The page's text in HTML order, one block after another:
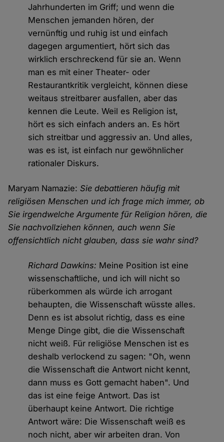
Jahrhunderten im Griff; und wenn die
Menschen jemanden hören, der
vernünftig und ruhig ist und einfach
dagegen argumentiert, hört sich das
wirklich erschreckend für sie an. Wenn
man es mit einer Theater- oder
Restaurantkritik vergleicht, können diese
weitaus streitbarer ausfallen, aber das
kennen die Leute. Weil es Religion ist,
hört es sich einfach anders an. Es hört
sich streitbar und aggressiv an. Und alles,
was es ist, ist einfach nur gewöhnlicher
rationaler Diskurs.
Maryam Namazie:Sie debattieren häufig mit
religiösen Menschen und ich frage mich immer, ob
Sie irgendwelche Argumente für Religion hören, die
Sie nachvollziehen können, auch wenn Sie
offensichtlich nicht glauben, dass sie wahr sind?
Richard Dawkins: Meine Position ist eine
wissenschaftliche, und ich will nicht so
rüberkommen als würde ich arrogant
behaupten, die Wissenschaft wüsste alles.
Denn es ist absolut richtig, dass es eine
Menge Dinge gibt, die die Wissenschaft
nicht weiß. Für religiöse Menschen ist es
deshalb verlockend zu sagen: "Oh, wenn
die Wissenschaft die Antwort nicht kennt,
dann muss es Gott gemacht haben". Und
das ist eine feige Antwort. Das ist
überhaupt keine Antwort. Die richtige
Antwort wäre: Die Wissenschaft weiß es
noch nicht, aber wir arbeiten dran. Von